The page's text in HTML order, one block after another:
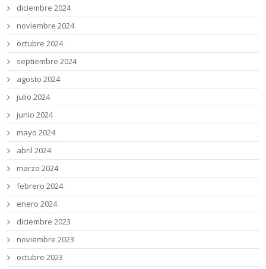
diciembre 2024
noviembre 2024
octubre 2024
septiembre 2024
agosto 2024
julio 2024
junio 2024
mayo 2024
abril 2024
marzo 2024
febrero 2024
enero 2024
diciembre 2023
noviembre 2023
octubre 2023